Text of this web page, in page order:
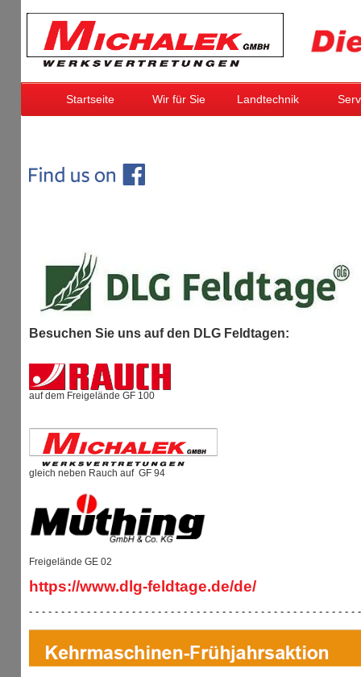
Startseite Wir für Sie Landtechnik
Besuchen Sie uns auf den DLG Feldtagen:
auf dem Freigelände GF 100
gleich neben Rauch auf GF 94
Freigelände GE 02
https://www.dlg-feldtage.de/de/
- - - - - - - - - - - - - - - - - - - - - - - - - - - - - - - - - - - - - - - - - - - - - - - - - -